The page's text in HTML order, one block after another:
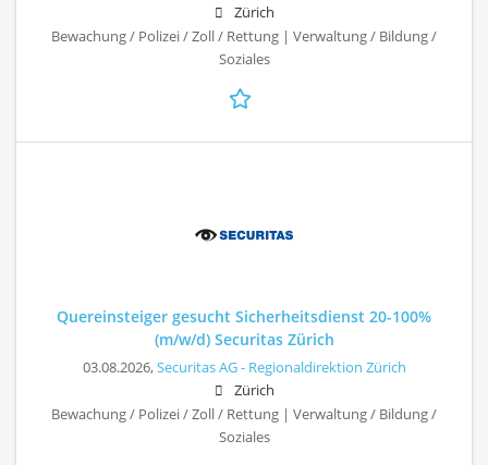
Zürich
Bewachung / Polizei / Zoll / Rettung | Verwaltung / Bildung /
Soziales
Quereinsteiger gesucht Sicherheitsdienst 20-100%
(m/w/d) Securitas Zürich
03.08.2026,Securitas AG - Regionaldirektion Zürich
Zürich
Bewachung / Polizei / Zoll / Rettung | Verwaltung / Bildung /
Soziales